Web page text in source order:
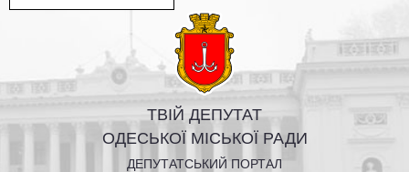
ТВІЙ ДЕПУТАТ
ОДЕСЬКОЇ МІСЬКОЇ РАДИ
ДЕПУТАТСЬКИЙ ПОРТАЛ